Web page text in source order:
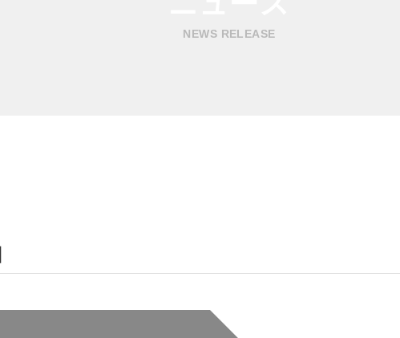
NEWS RELEASE